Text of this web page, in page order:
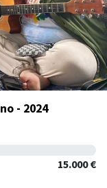
- 2024
15.000 €